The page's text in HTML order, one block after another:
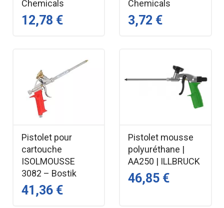
Chemicals
12,78 €
Chemicals
3,72 €
Pistolet pour
cartouche
ISOLMOUSSE
3082 – Bostik
41,36 €
Pistolet mousse
polyuréthane |
AA250 | ILLBRUCK
46,85 €